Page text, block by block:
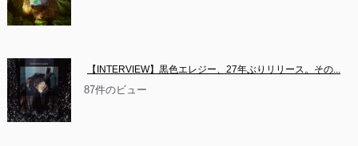
【INTERVIEW】黒色エレジー、27年ぶりリリース。その...
87件のビュー